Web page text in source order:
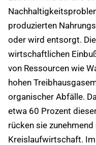
produzierten
oder wird entsorgt.
wirtschaftlichen
von Ressourcen wie
hohen
organischer Abfälle.
etwa 60 Prozent
rücken sie
Kreislaufwirtschaft.